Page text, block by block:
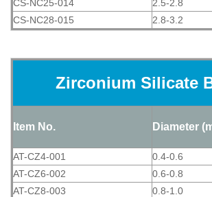
CS-NC25-014
2.5-2.8
CS-NC28-015
2.8-3.2
Zirconium Silicate
Item No. Diameter
AT-CZ4-001
0.4-0.6
AT-CZ6-002
0.6-0.8
AT-CZ8-003
0.8-1.0